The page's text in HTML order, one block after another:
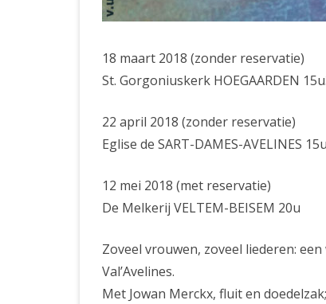
18 maart 2018 (zonder reservatie)
St. Gorgoniuskerk HOEGAARDEN
22 april 2018 (zonder reservatie)
Eglise de SART-DAMES-AVELINES
12 mei 2018 (met reservatie)
De Melkerij VELTEM-BEISEM 20u
Zoveel vrouwen, zoveel liederen:
Val’Avelines.
Met Jowan Merckx, fluit en doedelzak;